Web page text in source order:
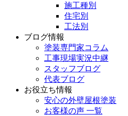
施工種別
住宅別
工法別
ブログ情報
塗装専門家コラム
工事現場実況中継
スタッフブログ
代表ブログ
お役立ち情報
安心の外壁屋根塗装
お客様の声 一覧